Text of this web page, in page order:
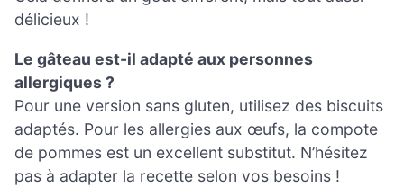
délicieux !
Le gâteau est-il adapté aux personnes
allergiques ?
Pour une version sans gluten, utilisez des biscuits
adaptés. Pour les allergies aux œufs, la compote
de pommes est un excellent substitut. N’hésitez
pas à adapter la recette selon vos besoins !